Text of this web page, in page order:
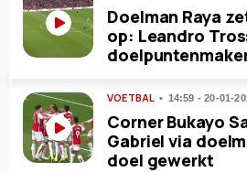
Doelman Raya
op: Leandro
VOETBAL 14:59 - 20-01-
Corner Bukayo
Gabriel via
doel gewerkt